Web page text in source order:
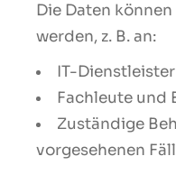
Die Daten
werden, z. B. an:
IT-
Fachleute und
Zuständige
vorgesehenen